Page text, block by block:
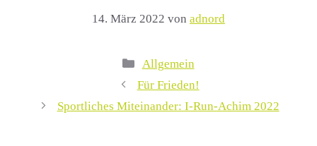
14. März 2022 von adnord
Kategorien
Allgemein
Für Frieden!
Sportliches Miteinander: I-Run-Achim 2022